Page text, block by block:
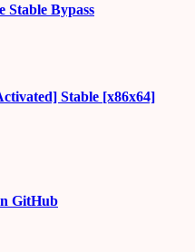
Stable Bypass
Stable [x86x64]
GitHub